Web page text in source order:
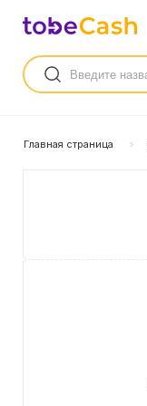
Главная страница